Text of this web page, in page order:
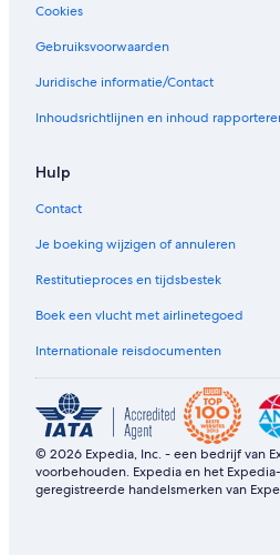
Cookies
Gebruiksvoorwaarden
Juridische informatie/Contact
Inhoudsrichtlijnen en inhoud
Hulp
Contact
Je boeking wijzigen of annuleren
Restitutieproces en tijdsbestek
Boek een vlucht met airlinetegoed
Internationale reisdocumenten
© 2026 Expedia, Inc. - een bedrijf van
voorbehouden. Expedia en het
geregistreerde handelsmerken van